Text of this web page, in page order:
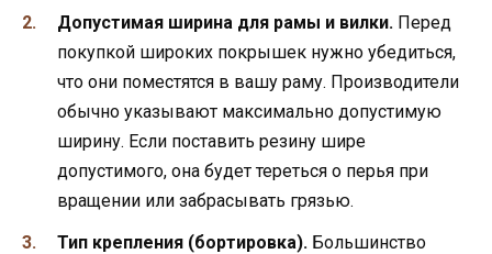
Допустимая ширина для рамы и вилки. Перед
покупкой широких покрышек нужно убедиться,
что они поместятся в вашу раму. Производители
обычно указывают максимально допустимую
ширину. Если поставить резину шире
допустимого, она будет тереться о перья при
вращении или забрасывать грязью.
Тип крепления (бортировка). Большинство